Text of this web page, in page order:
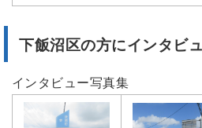
下飯沼区の方にインタビ
インタビュー写真集